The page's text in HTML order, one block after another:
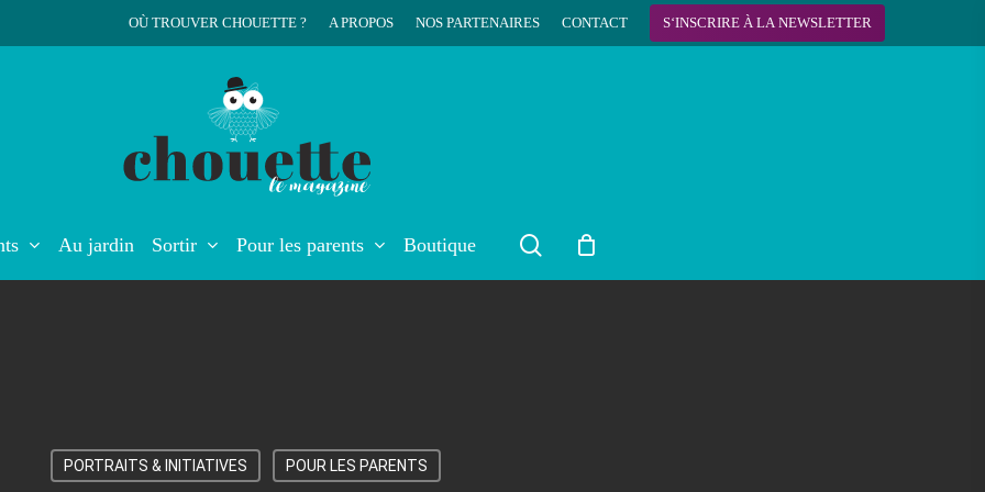
OÙ TROUVER CHOUETTE ? A PROPOS NOS PARTENAIRES CONTACT S‘INSCRIRE À LA NEWSLETTER
Au jardin Sortir Pour les parents Boutique search
PORTRAITS & INITIATIVES POUR LES PARENTS